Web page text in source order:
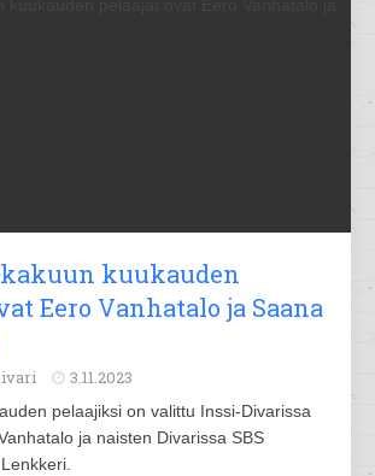
kuukauden
Eero Vanhatalo ja Saana
3.11.2023
pelaajiksi on valittu Inssi-Divarissa
ja naisten Divarissa SBS